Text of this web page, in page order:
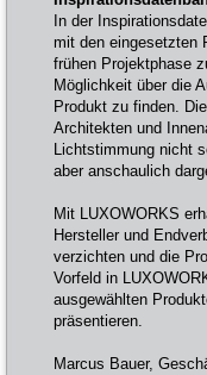
In der
mit den eingesetzten
frühen Projektphase
Möglichkeit über die
Produkt zu finden.
Architekten und
Lichtstimmung nicht
aber anschaulich
Mit LUXOWORKS
Hersteller und
verzichten und die
Vorfeld in
ausgewählten
präsentieren.
Marcus Bauer,